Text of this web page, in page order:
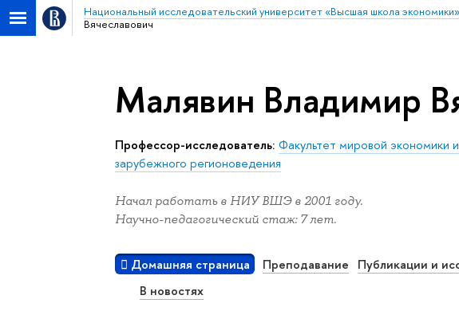
Национальный исследовательский университет «Высшая школа экономики»
Вячеславович
Малявин Владимир
Профессор-исследователь: Факультет мировой экономики
зарубежного регионоведения
Начал работать в НИУ ВШЭ в 2001 году.
Научно-педагогический стаж: 7 лет.
Домашняя страница Преподавание Публикации и
В новостях